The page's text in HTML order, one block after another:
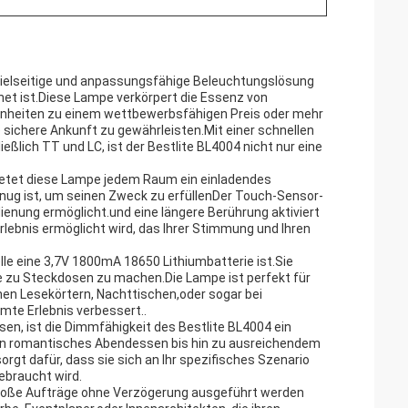
und anpassungsfähige Beleuchtungslösung
ist.Diese Lampe verkörpert die Essenz von
zu einem wettbewerbsfähigen Preis oder mehr
Ankunft zu gewährleisten.Mit einer schnellen
TT und LC, ist der Bestlite BL4004 nicht nur eine
diese Lampe jedem Raum ein einladendes
ist, um seinen Zweck zu erfüllenDer Touch-Sensor-
ermöglicht.und eine längere Berührung aktiviert
ermöglicht wird, das Ihrer Stimmung und Ihren
eine 3,7V 1800mA 18650 Lithiumbatterie ist.Sie
zu Steckdosen zu machen.Die Lampe ist perfekt für
Lesekörtern, Nachttischen,oder sogar bei
Erlebnis verbessert..
ist die Dimmfähigkeit des Bestlite BL4004 ein
Abendessen bis hin zu ausreichendem
dafür, dass sie sich an Ihr spezifisches Szenario
wird.
Aufträge ohne Verzögerung ausgeführt werden